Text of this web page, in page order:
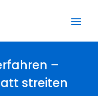
–
streiten